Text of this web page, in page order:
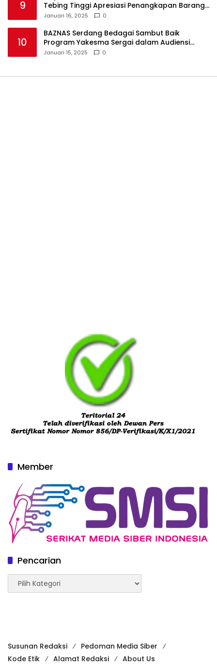
9
Tebing Tinggi Apresiasi Penangkapan Barang
Haram
Januari 16, 2025 0
10
BAZNAS Serdang Bedagai Sambut Baik
Program Yakesma Sergai dalam Audiensi
Perkenalan Pengurus Baru
Januari 15, 2025 0
Member
Pencarian
Pencarian
Susunan Redaksi
Pedoman Media Siber
Kode Etik
Alamat Redaksi About Us